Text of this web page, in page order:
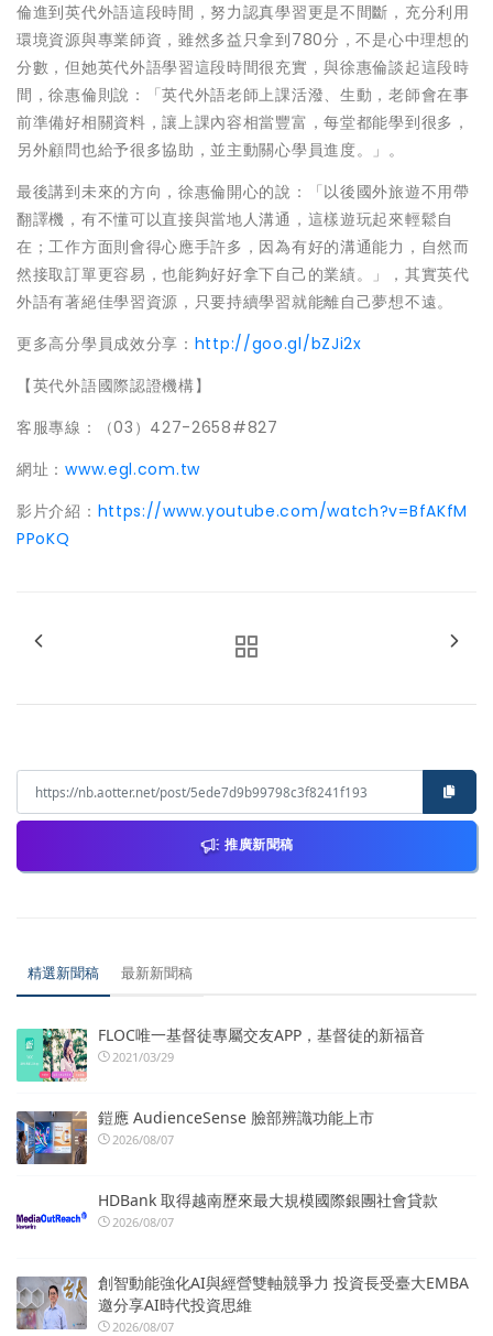
倫進到英代外語這段時間，努力認真學習更是不間斷，充分利用
環境資源與專業師資，雖然多益只拿到780分，不是心中理想的
分數，但她英代外語學習這段時間很充實，與徐惠倫談起這段時
間，徐惠倫則說：「英代外語老師上課活潑、生動，老師會在事
前準備好相關資料，讓上課內容相當豐富，每堂都能學到很多，
另外顧問也給予很多協助，並主動關心學員進度。」。
最後講到未來的方向，徐惠倫開心的說：「以後國外旅遊不用帶
翻譯機，有不懂可以直接與當地人溝通，這樣遊玩起來輕鬆自
在；工作方面則會得心應手許多，因為有好的溝通能力，自然而
然接取訂單更容易，也能夠好好拿下自己的業績。」，其實英代
外語有著絕佳學習資源，只要持續學習就能離自己夢想不遠。
更多高分學員成效分享： http://goo.gl/bZJi2x
【英代外語國際認證機構】
客服專線：（03）427-2658#827
網址：www.egl.com.tw
影片介紹： https://www.youtube.com/watch?v=BfAKfM
PPoKQ
推廣新聞稿
精選新聞稿 最新新聞稿
FLOC唯一基督徒專屬交友APP，基督徒的新福音
2021/03/29
鎧應 AudienceSense 臉部辨識功能上市
2026/08/07
HDBank 取得越南歷來最大規模國際銀團社會貸款
2026/08/07
創智動能強化AI與經營雙軸競爭力 投資長受臺大EMBA
邀分享AI時代投資思維
2026/08/07